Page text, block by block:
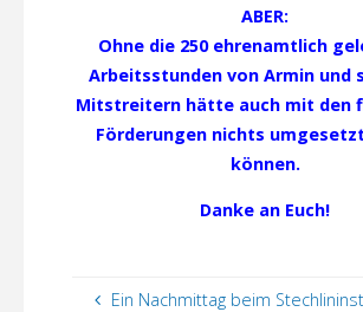
ABER:
Ohne die 250 ehrenamtlich
Arbeitsstunden von Armin und
Mitstreitern hätte auch mit den
Förderungen nichts
können.
Danke an Euch!
Ein Nachmittag beim